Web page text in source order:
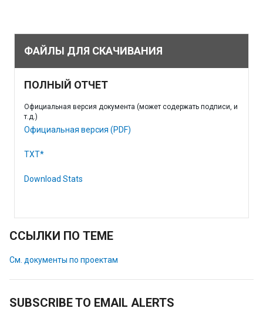
ФАЙЛЫ ДЛЯ СКАЧИВАНИЯ
ПОЛНЫЙ ОТЧЕТ
Официальная версия документа (может содержать подписи, и
т.д.)
Официальная версия (PDF)
TXT*
Download Stats
ССЫЛКИ ПО ТЕМЕ
См. документы по проектам
SUBSCRIBE TO EMAIL ALERTS